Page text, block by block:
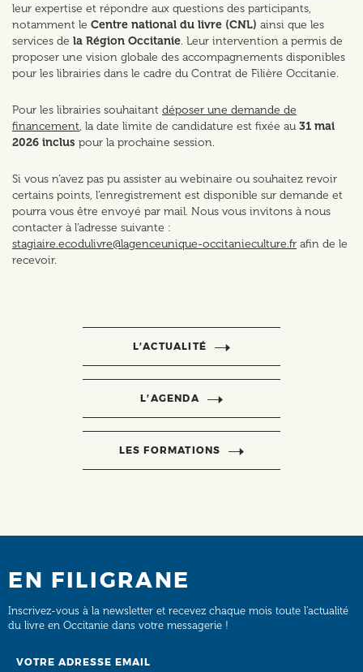
leur expertise et répondre aux questions des participants,
notamment le Centre national du livre (CNL) ainsi que les
services de la Région Occitanie. Leur intervention a permis de
proposer une vision globale des accompagnements disponibles
pour les librairies dans le cadre du Contrat de Filière Occitanie.
Pour les librairies souhaitant déposer une demande de
financement, la date limite de candidature est fixée au 31 mai
2026 inclus pour la prochaine session.
Si vous n’avez pas pu assister au webinaire ou souhaitez revoir
certains points, l’enregistrement est disponible sur demande et
pourra vous être envoyé par mail. Nous vous invitons à nous
contacter à l’adresse suivante :
stagiaire.ecodulivre@lagenceunique-occitanieculture.fr afin de le
recevoir.
L’ACTUALITÉ
L’AGENDA
LES FORMATIONS
EN FILIGRANE
Inscrivez-vous à la newsletter et recevez chaque mois toute l’actualité
du livre en Occitanie dans votre messagerie !